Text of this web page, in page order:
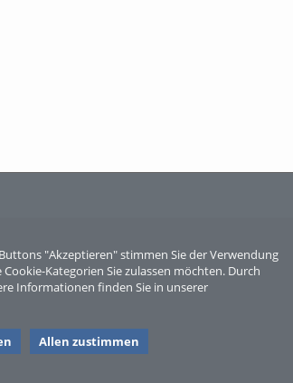
"Akzeptieren" stimmen Sie der Verwendung
Kategorien Sie zulassen möchten. Durch
Informationen finden Sie in unserer
Allen zustimmen
Sperber